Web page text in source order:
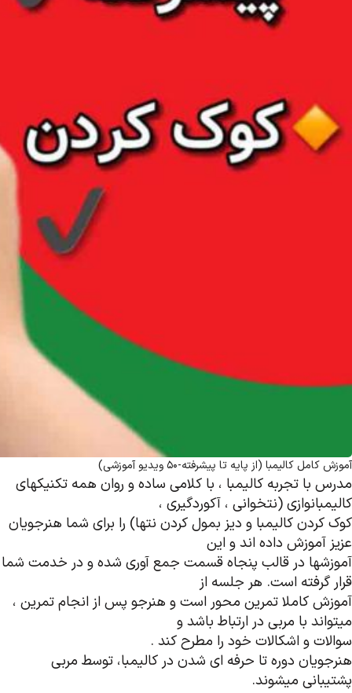
آموزش کامل کالیمبا (از پایه تا پیشرفته-50 ویدیو آموزشی)
مدرس با تجربه کالیمبا ، با کلامی ساده و روان همه تکنیکهای
کالیمبانوازی (نتخوانی ، آکوردگیری ،
کوک کردن کالیمبا و دیز بمول کردن نتها) را برای شما هنرجویان
عزیز آموزش داده اند و این
آموزشها در قالب پنجاه قسمت جمع آوری شده و در خدمت شما
قرار گرفته است. هر جلسه از
آموزش کاملا تمرین محور است و هنرجو پس از انجام تمرین ،
میتواند با مربی در ارتباط باشد و
سوالات و اشکالات خود را مطرح کند .
هنرجویان دوره تا حرفه ای شدن در کالیمبا، توسط مربی
پشتیبانی میشوند.